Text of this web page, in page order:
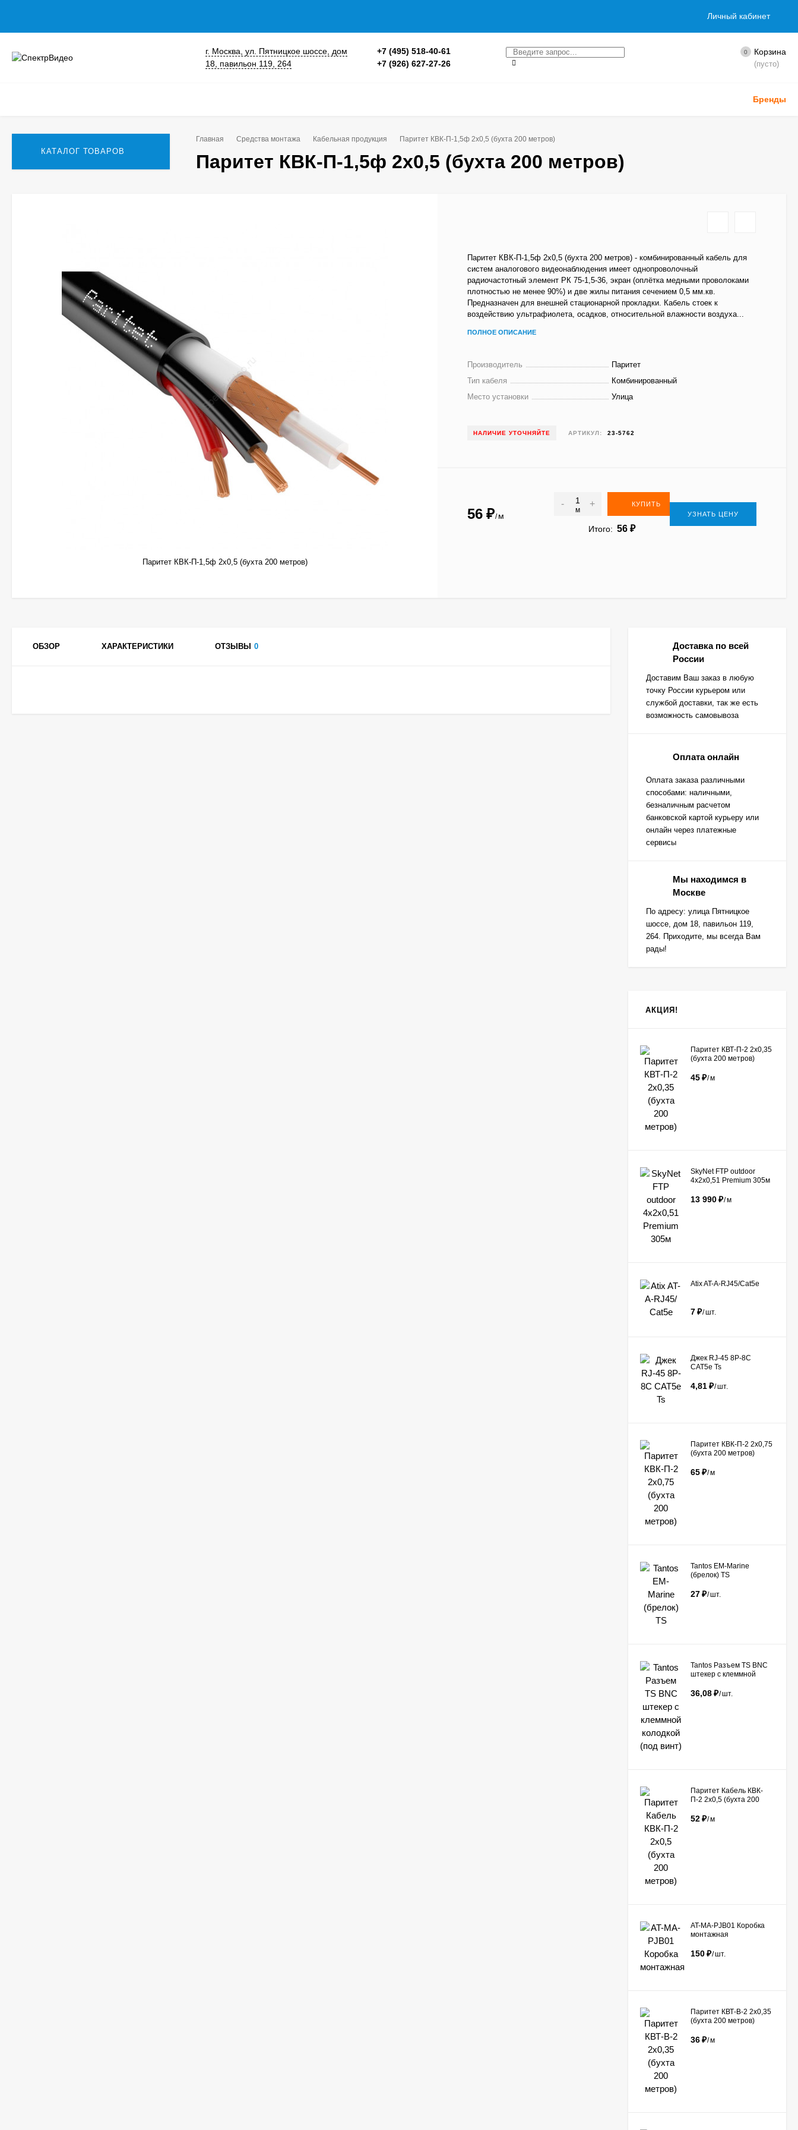
Личный кабинет
г. Москва, ул. Пятницкое шоссе, дом
18, павильон 119, 264
+7 (495) 518-40-61
+7 (926) 627-27-26
0 Корзина
(пусто)
Бренды
КАТАЛОГ ТОВАРОВ
Главная Средства монтажа Кабельная продукция Паритет КВК-П-1,5ф 2х0,5 (бухта 200 метров)
Паритет КВК-П-1,5ф 2х0,5 (бухта 200 метров)
Паритет КВК-П-1,5ф 2х0,5 (бухта 200 метров)
Паритет КВК-П-1,5ф 2х0,5 (бухта 200 метров) - комбинированный кабель для
систем аналогового видеонаблюдения имеет однопроволочный
радиочастотный элемент РК 75-1,5-36, экран (оплётка медными проволоками
плотностью не менее 90%) и две жилы питания сечением 0,5 мм.кв.
Предназначен для внешней стационарной прокладки. Кабель стоек к
воздействию ультрафиолета, осадков, относительной влажности воздуха...
ПОЛНОЕ ОПИСАНИЕ
Производитель
Паритет
Тип кабеля
Комбинированный
Место установки
Улица
НАЛИЧИЕ УТОЧНЯЙТЕ АРТИКУЛ: 23-5762
56 ₽/ м
-
м
+ КУПИТЬ
Итого: 56 ₽
УЗНАТЬ ЦЕНУ
ОБЗОР ХАРАКТЕРИСТИКИ ОТЗЫВЫ 0
Доставка по всей
России
Доставим Ваш заказ в любую
точку России курьером или
службой доставки, так же есть
возможность самовывоза
Оплата онлайн
Оплата заказа различными
способами: наличными,
безналичным расчетом
банковской картой курьеру или
онлайн через платежные
сервисы
Мы находимся в
Москве
По адресу: улица Пятницкое
шоссе, дом 18, павильон 119,
264. Приходите, мы всегда Вам
рады!
АКЦИЯ!
Паритет КВТ-П-2 2х0,35
(бухта 200 метров)
45₽/м
​SkyNet FTP outdoor
4x2x0,51 Premium 305м
13 990₽/м
Atix AT-A-RJ45/Сat5e
7₽/шт.
Джек RJ-45 8P-8C
CAT5e Ts
4,81₽/шт.
Паритет КВК-П-2 2х0,75
(бухта 200 метров)
65₽/м
Tantos EM-Marine
(брелок) TS
27₽/шт.
Tantos Разъем TS BNC
штекер с клеммной
36,08₽/шт.
Паритет Кабель КВК-
П-2 2х0,5 (бухта 200
52₽/м
AT-MA-PJB01 Коробка
монтажная
150₽/шт.
Паритет КВТ-В-2 2х0,35
(бухта 200 метров)
36₽/м